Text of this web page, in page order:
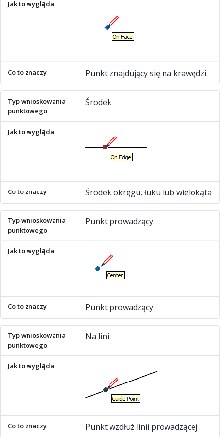
Punkt znajdujący się na krawędzi
Środek
Środek okręgu, łuku lub wielokąta
Punkt prowadzący
Punkt prowadzący
Na linii
Punkt wzdłuż linii prowadzącej